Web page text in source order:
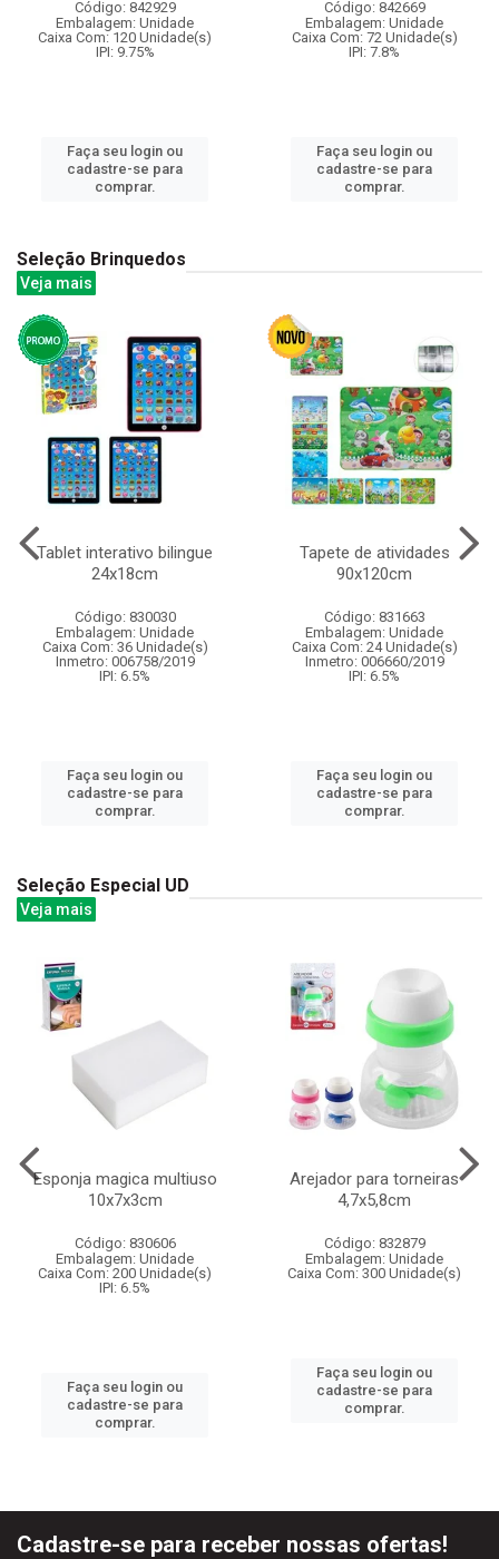
Código: 842929
Embalagem: Unidade
Caixa Com: 120 Unidade(s)
IPI: 9.75%
Faça seu login ou
cadastre-se para
comprar.
Código: 842669
Embalagem: Unidade
Caixa Com: 72 Unidade(s)
IPI: 7.8%
Faça seu login ou
cadastre-se para
comprar.
Seleção Brinquedos
Veja mais
Tablet interativo bilingue
24x18cm
Código: 830030
Embalagem: Unidade
Caixa Com: 36 Unidade(s)
Inmetro: 006758/2019
IPI: 6.5%
Faça seu login ou
cadastre-se para
comprar.
Tapete de atividades
90x120cm
Código: 831663
Embalagem: Unidade
Caixa Com: 24 Unidade(s)
Inmetro: 006660/2019
IPI: 6.5%
Faça seu login ou
cadastre-se para
comprar.
Seleção Especial UD
Veja mais
Esponja magica multiuso
10x7x3cm
Código: 830606
Embalagem: Unidade
Caixa Com: 200 Unidade(s)
IPI: 6.5%
Faça seu login ou
cadastre-se para
comprar.
Arejador para torneiras
4,7x5,8cm
Código: 832879
Embalagem: Unidade
Caixa Com: 300 Unidade(s)
Faça seu login ou
cadastre-se para
comprar.
Cadastre-se para receber nossas ofertas!